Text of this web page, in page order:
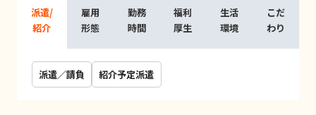
派遣/
紹介
雇用
形態
勤務
時間
福利
厚生
生活
環境
こだ
わり
派遣／請負 紹介予定派遣